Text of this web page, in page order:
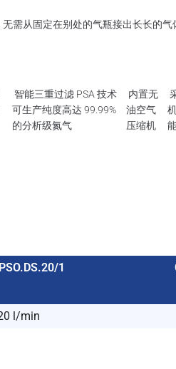
需从固定在别处的气瓶接出长长的气
智能三重过滤 PSA 技术
可生产纯度高达 99.99%
的分析级氮气
内置无
油空气
压缩机
1
l/min